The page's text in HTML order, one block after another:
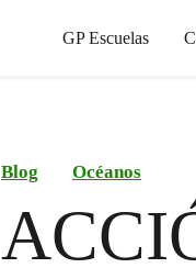
GP Escuelas
Blog Océanos